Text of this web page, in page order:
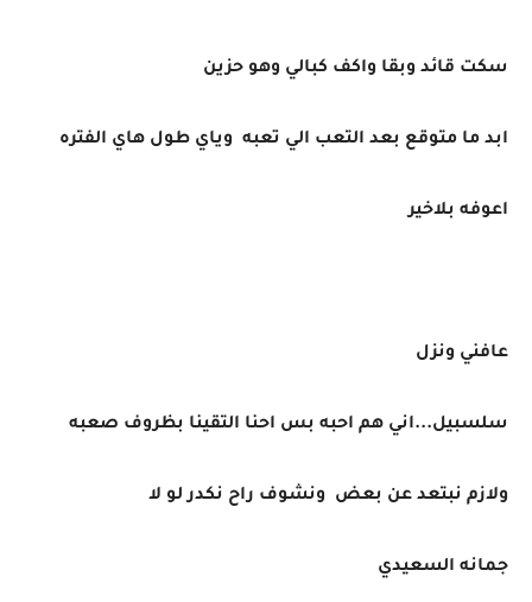
سكت قائد وبقا واكف كبالي وهو حزين
ابد ما متوقع بعد التعب الي تعبه وياي طول هاي الفتره
اعوفه بلاخير
عافني ونزل
سلسبيل...اني هم احبه بس احنا التقينا بظروف صعبه
ولازم نبتعد عن بعض ونشوف راح نكدر لو لا
جمانه السعيدي